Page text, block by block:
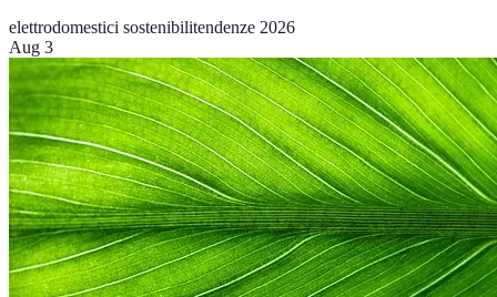
elettrodomestici sostenibilitendenze 2026
Aug 3